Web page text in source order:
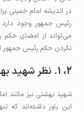
در اندیشه امام خمینی
رئیس جمهور وجود
می‌تواند از امضای
نکردن حکم رئیس جمهور
2، 1. نظر شهید بهشتی
شهید بهشتی نیز مانند
این باور داشته‌اند